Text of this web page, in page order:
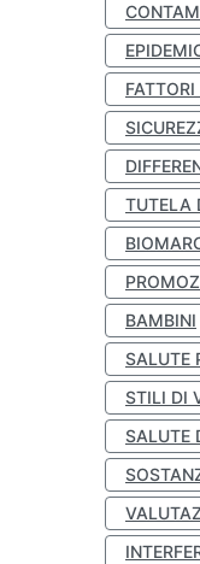
TUTELA
BAMBINI
SALUTE
STILI DI
SALUTE